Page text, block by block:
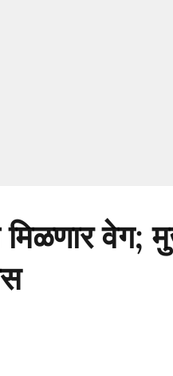
मिळणार वेग;